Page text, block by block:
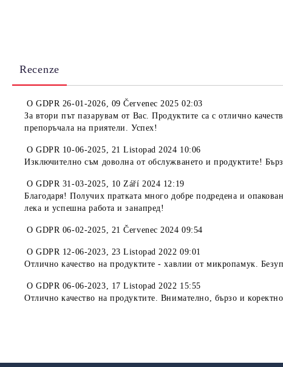
Recenze
OGDPR 26-01-2026, 09 Červenec 2025 02:03
За втори път пазарувам от Вас. Продуктите са с отлично
препоръчала на приятели. Успех!
OGDPR 10-06-2025, 21 Listopad 2024 10:06
Изключително съм доволна от обслужването и продуктите!
OGDPR 31-03-2025, 10 Září 2024 12:19
Благодаря! Получих пратката много добре подредена и
лека и успешна работа и занапред!
OGDPR 06-02-2025, 21 Červenec 2024 09:54
OGDPR 12-06-2023, 23 Listopad 2022 09:01
Отлично качество на продуктите - хавлии от микропамук.
OGDPR 06-06-2023, 17 Listopad 2022 15:55
Отлично качество на продуктите. Внимателно, бързо и